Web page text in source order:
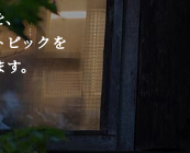
、
ピックを
す。